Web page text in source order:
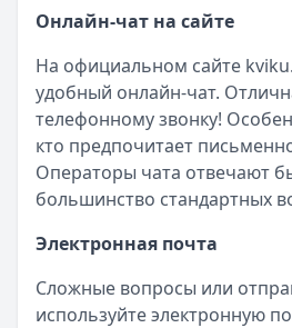
Онлайн-чат на сайте
На официальном сайте
удобный онлайн-чат.
телефонному звонку!
кто предпочитает
Операторы чата отвечают
большинство стандартных
Электронная почта
Сложные вопросы или
используйте электронную